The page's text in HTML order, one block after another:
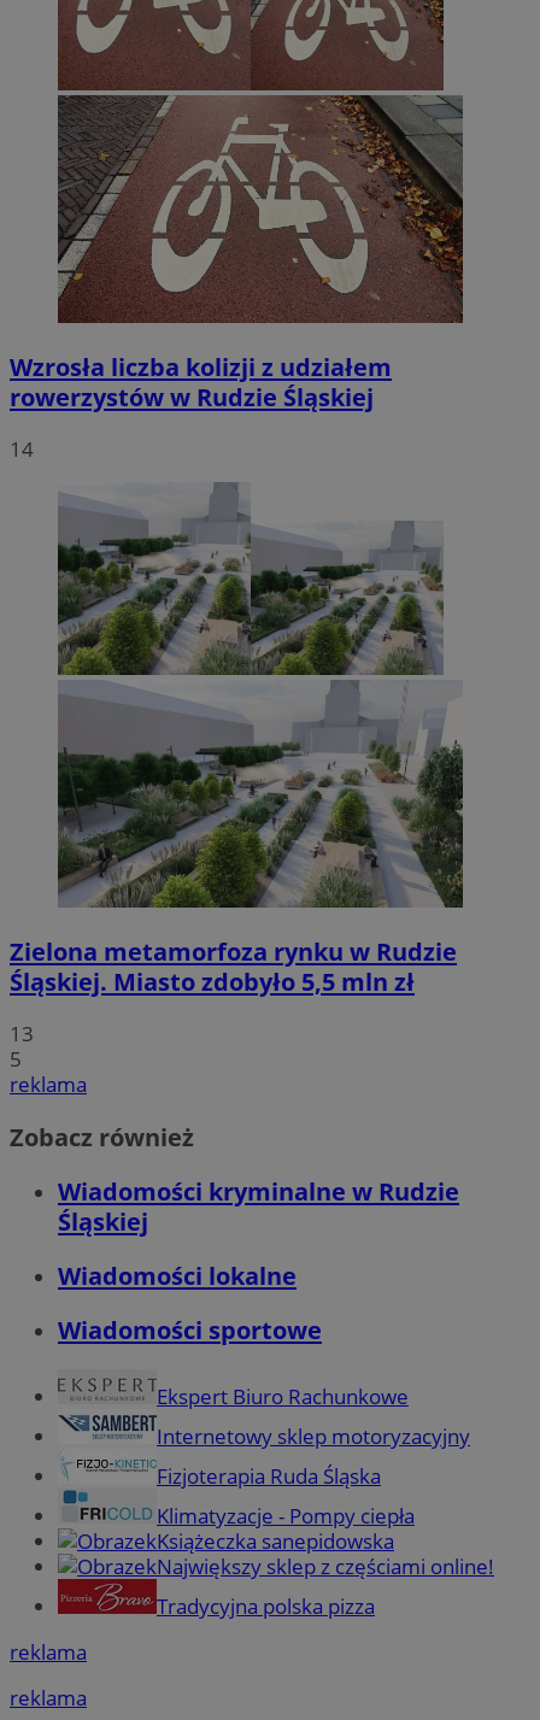
Wzrosła liczba kolizji z udziałem
rowerzystów w Rudzie Śląskiej
14
Zielona metamorfoza rynku w Rudzie
Śląskiej. Miasto zdobyło 5,5 mln zł
13
5
reklama
Zobacz również
Wiadomości kryminalne w Rudzie
Śląskiej
Wiadomości lokalne
Wiadomości sportowe
Ekspert Biuro Rachunkowe
Internetowy sklep motoryzacyjny
Fizjoterapia Ruda Śląska
Klimatyzacje - Pompy ciepła
Książeczka sanepidowska
Największy sklep z częściami online!
Tradycyjna polska pizza
reklama
reklama